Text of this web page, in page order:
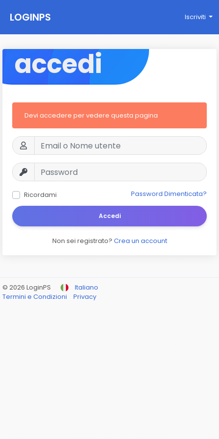
LOGINPS Iscriviti
accedi
Devi accedere per vedere questa pagina
Ricordami Password Dimenticata?
Accedi
Non sei registrato? Crea un account
© 2026 LoginPS
Italiano
Termini e Condizioni
Privacy